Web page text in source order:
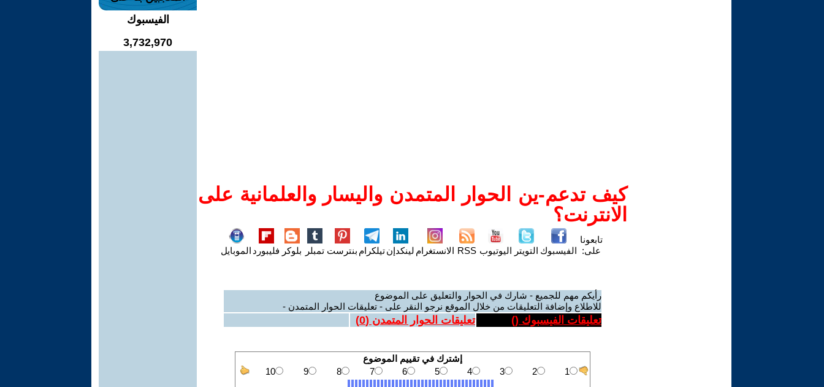
كيف تدعم-ين الحوار المتمدن واليسار والعلمانية على
الانترنت؟
تابعونا
على: الفيسبوك التويتر اليوتيوب RSS الانستغرام لينكدإنتيلكرام بنترست تمبلر بلوكر فليبورد الموبايل
رأيكم مهم للجميع - شارك في الحوار والتعليق على الموضوع
للاطلاع وإضافة التعليقات من خلال الموقع نرجو النقر على - تعليقات الحوار المتمدن -
تعليقات الفيسبوك () تعليقات الحوار المتمدن (0
)
الفيسبوك
3,732,970